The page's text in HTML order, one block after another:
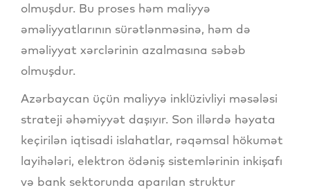
olmuşdur. Bu proses həm maliyyə
əməliyyatlarının sürətlənməsinə, həm də
əməliyyat xərclərinin azalmasına səbəb
olmuşdur.
Azərbaycan üçün maliyyə inklüzivliyi məsələsi
strateji əhəmiyyət daşıyır. Son illərdə həyata
keçirilən iqtisadi islahatlar, rəqəmsal hökumət
layihələri, elektron ödəniş sistemlərinin inkişafı
və bank sektorunda aparılan struktur